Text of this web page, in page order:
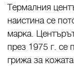
Термалния
наистина се
марка.
през 1975 г. се
грижа за